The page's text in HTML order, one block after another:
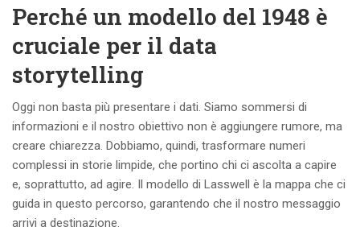
Perché un modello del 1948 è
cruciale per il data
storytelling
Oggi non basta più presentare i dati. Siamo sommersi di
informazioni e il nostro obiettivo non è aggiungere rumore, ma
creare chiarezza. Dobbiamo, quindi, trasformare numeri
complessi in storie limpide, che portino chi ci ascolta a capire
e, soprattutto, ad agire. Il modello di Lasswell è la mappa che ci
guida in questo percorso, garantendo che il nostro messaggio
arrivi a destinazione.